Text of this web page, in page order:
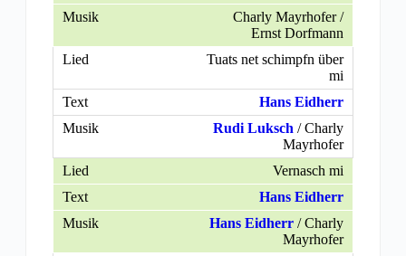
Charly Mayrhofer /
Ernst Dorfmann
Tuats net schimpfn über
mi
Hans Eidherr
Rudi Luksch / Charly
Mayrhofer
Vernasch mi
Hans Eidherr
Hans Eidherr / Charly
Mayrhofer